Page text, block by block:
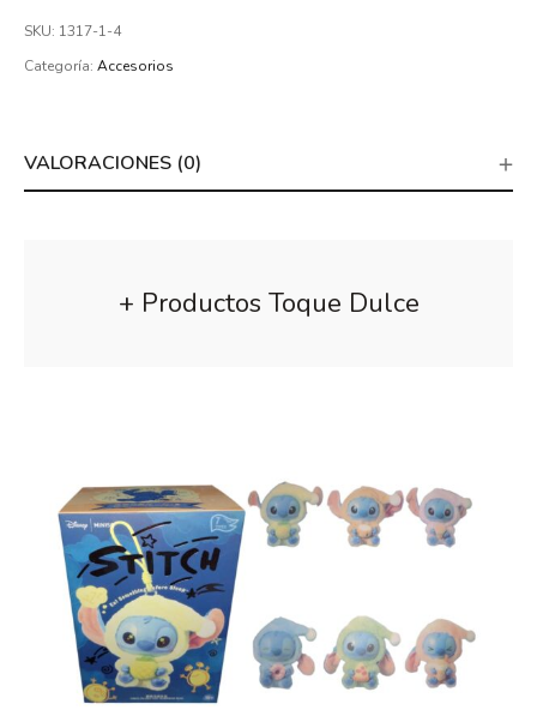
SKU: 1317-1-4
Categoría: Accesorios
VALORACIONES (0)
+ Productos Toque Dulce